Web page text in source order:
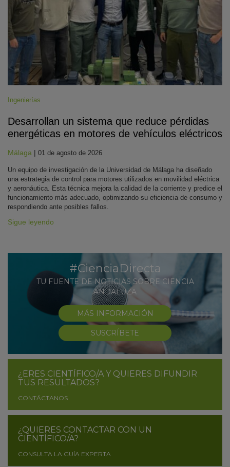
Ingenierías
Desarrollan un sistema que reduce pérdidas
energéticas en motores de vehículos eléctricos
Málaga | 01 de agosto de 2026
Un equipo de investigación de la Universidad de Málaga ha diseñado
una estrategia de control para motores utilizados en movilidad eléctrica
y aeronáutica. Esta técnica mejora la calidad de la corriente y predice el
funcionamiento más adecuado, optimizando su eficiencia de consumo y
respondiendo ante posibles fallos.
Sigue leyendo
#CienciaDirecta
TU FUENTE DE NOTICIAS SOBRE CIENCIA
ANDALUZA
MÁS INFORMACIÓN
SUSCRÍBETE
¿ERES CIENTÍFICO/A Y QUIERES DIFUNDIR
TUS RESULTADOS?
CONTÁCTANOS
¿QUIERES CONTACTAR CON UN
CIENTÍFICO/A?
CONSULTA LA GUÍA EXPERTA